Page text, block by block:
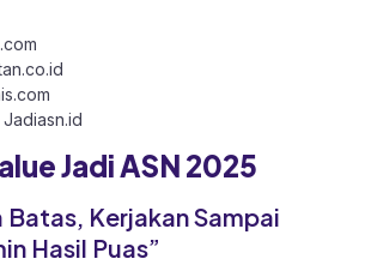
Jadiasn.id
Jadi ASN 2025
Batas, Kerjakan Sampai
Hasil Puas”